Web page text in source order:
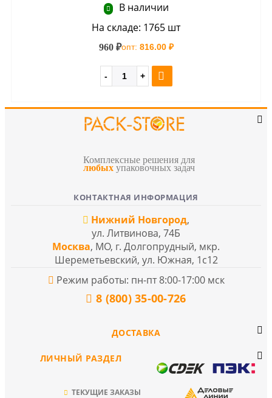
В наличии
На складе: 1765 шт
960 ₽опт: 816.00 ₽
Комплексные решения для
любых упаковочных задач
КОНТАКТНАЯ ИНФОРМАЦИЯ
Нижний Новгород,
ул. Литвинова, 74Б
Москва, МО, г. Долгопрудный, мкр.
Шереметьевский, ул. Южная, 1с12
Режим работы: пн-пт 8:00-17:00 мск
8 (800) 35-00-726
ДОСТАВКА
ЛИЧНЫЙ РАЗДЕЛ
ТЕКУЩИЕ ЗАКАЗЫ